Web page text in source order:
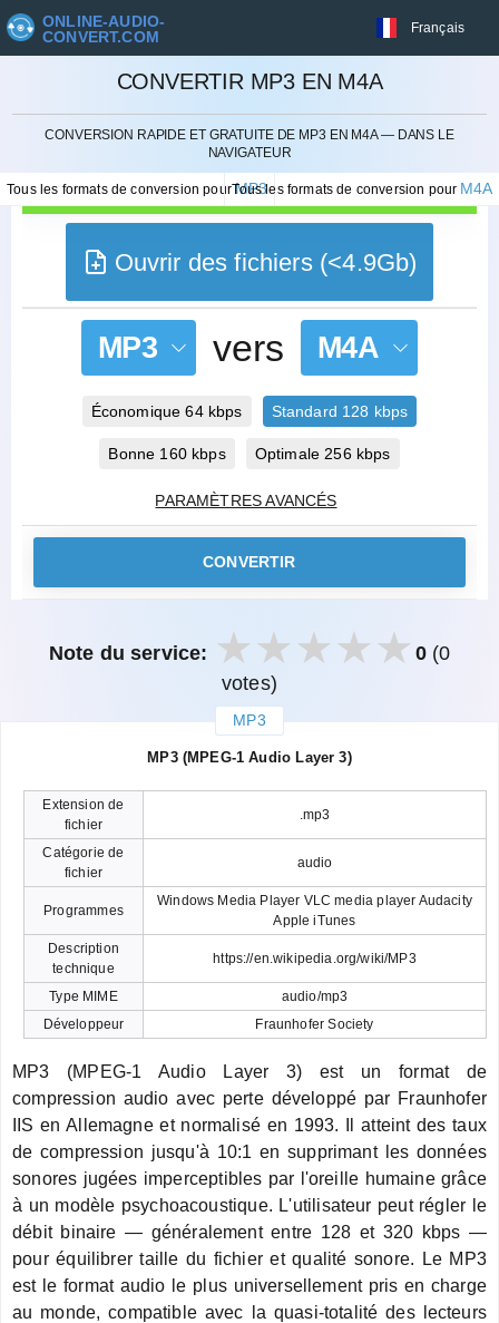
ONLINE-AUDIO-
CONVERT.COM
Français
CONVERTIR MP3 EN M4A
CONVERSION RAPIDE ET GRATUITE DE MP3 EN M4A — DANS LE
NAVIGATEUR
Tous les formats de conversion pourMP3
Tous les formats de conversion pour M4A
Ouvrir des fichiers (<4.9Gb)
MP3 vers M4A
Économique 64 kbps Standard 128 kbps
Bonne 160 kbps Optimale 256 kbps
PARAMÈTRES AVANCÉS
CONVERTIR
Note du service: 0(0
votes)
MP3
MP3 (MPEG-1 Audio Layer 3)
Extension de
fichier
.mp3
Catégorie de
fichier
audio
Programmes
Windows Media Player VLC media player Audacity
Apple iTunes
Description
technique
https://en.wikipedia.org/wiki/MP3
Type MIME
audio/mp3
Développeur
Fraunhofer Society
MP3 (MPEG-1 Audio Layer 3) est un format de
compression audio avec perte développé par Fraunhofer
IIS en Allemagne et normalisé en 1993. Il atteint des taux
de compression jusqu'à 10:1 en supprimant les données
sonores jugées imperceptibles par l'oreille humaine grâce
à un modèle psychoacoustique. L'utilisateur peut régler le
débit binaire — généralement entre 128 et 320 kbps —
pour équilibrer taille du fichier et qualité sonore. Le MP3
est le format audio le plus universellement pris en charge
au monde, compatible avec la quasi-totalité des lecteurs